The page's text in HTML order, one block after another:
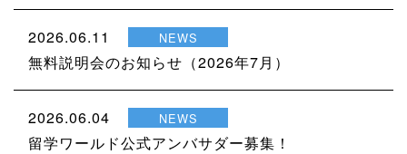
2026.06.11 NEWS
無料説明会のお知らせ（2026年7月）
2026.06.04 NEWS
留学ワールド公式アンバサダー募集！